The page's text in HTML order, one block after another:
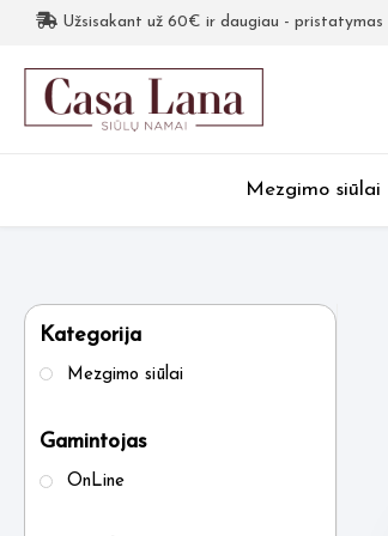
Užsisakant už 60€ ir daugiau - pristatymas
Mezgimo siūlai
Kategorija
Mezgimo siūlai
Gamintojas
OnLine